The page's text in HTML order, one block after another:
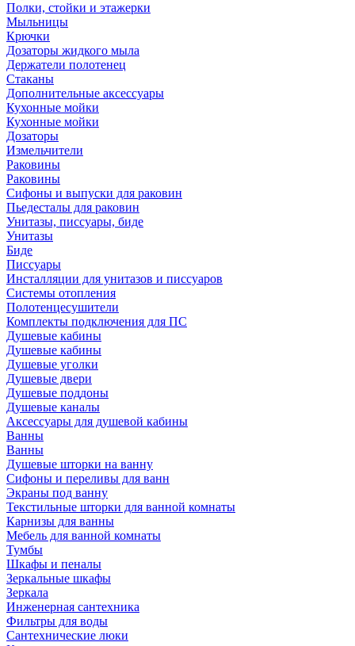
Полки, стойки и этажерки
Мыльницы
Крючки
Дозаторы жидкого мыла
Держатели полотенец
Стаканы
Дополнительные аксессуары
Кухонные мойки
Кухонные мойки
Дозаторы
Измельчители
Раковины
Раковины
Сифоны и выпуски для раковин
Пьедесталы для раковин
Унитазы, писсуары, биде
Унитазы
Биде
Писсуары
Инсталляции для унитазов и писсуаров
Системы отопления
Полотенцесушители
Комплекты подключения для ПС
Душевые кабины
Душевые кабины
Душевые уголки
Душевые двери
Душевые поддоны
Душевые каналы
Аксессуары для душевой кабины
Ванны
Ванны
Душевые шторки на ванну
Сифоны и переливы для ванн
Экраны под ванну
Текстильные шторки для ванной комнаты
Карнизы для ванны
Мебель для ванной комнаты
Тумбы
Шкафы и пеналы
Зеркальные шкафы
Зеркала
Инженерная сантехника
Фильтры для воды
Сантехнические люки